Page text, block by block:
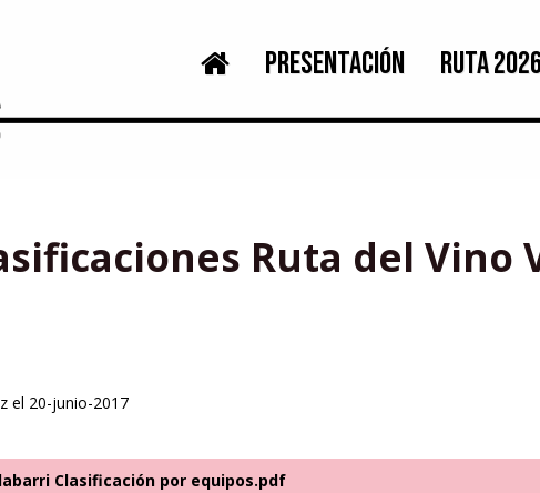
PRESENTACIÓN RUTA
Ruta del Vino
el 20-junio-2017
Clasificación por equipos.pdf